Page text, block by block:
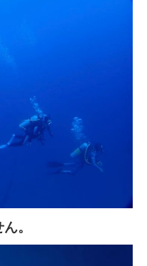
。